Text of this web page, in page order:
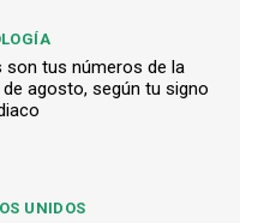
son tus números de la
agosto, según tu signo
UNIDOS